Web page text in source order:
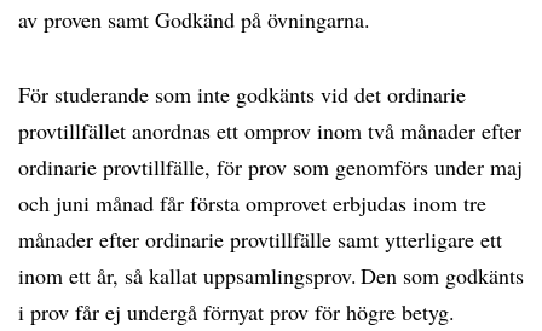
av proven samt Godkänd på övningarna.
För studerande som inte godkänts vid det ordinarie
provtillfället anordnas ett omprov inom två månader efter
ordinarie provtillfälle, för prov som genomförs under maj
och juni månad får första omprovet erbjudas inom tre
månader efter ordinarie provtillfälle samt ytterligare ett
inom ett år, så kallat uppsamlingsprov. Den som godkänts
i prov får ej undergå förnyat prov för högre betyg.